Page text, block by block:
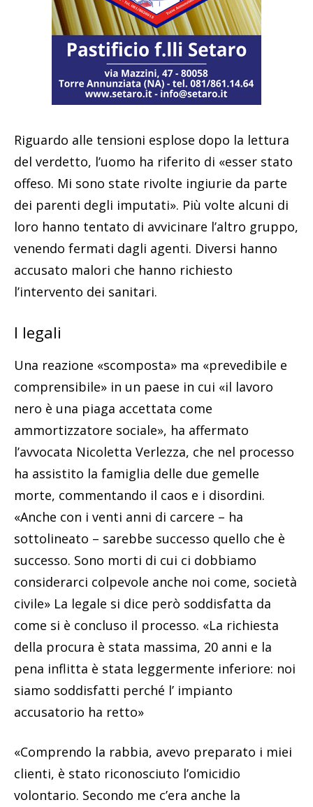
Riguardo alle tensioni esplose dopo la lettura
del verdetto, l’uomo ha riferito di «esser stato
offeso. Mi sono state rivolte ingiurie da parte
dei parenti degli imputati». Più volte alcuni di
loro hanno tentato di avvicinare l’altro gruppo,
venendo fermati dagli agenti. Diversi hanno
accusato malori che hanno richiesto
l’intervento dei sanitari.
I legali
Una reazione «scomposta» ma «prevedibile e
comprensibile» in un paese in cui «il lavoro
nero è una piaga accettata come
ammortizzatore sociale», ha affermato
l’avvocata Nicoletta Verlezza, che nel processo
ha assistito la famiglia delle due gemelle
morte, commentando il caos e i disordini.
«Anche con i venti anni di carcere – ha
sottolineato – sarebbe successo quello che è
successo. Sono morti di cui ci dobbiamo
considerarci colpevole anche noi come, società
civile» La legale si dice però soddisfatta da
come si è concluso il processo. «La richiesta
della procura è stata massima, 20 anni e la
pena inflitta è stata leggermente inferiore: noi
siamo soddisfatti perché l’ impianto
accusatorio ha retto»
«Comprendo la rabbia, avevo preparato i miei
clienti, è stato riconosciuto l’omicidio
volontario. Secondo me c’era anche la